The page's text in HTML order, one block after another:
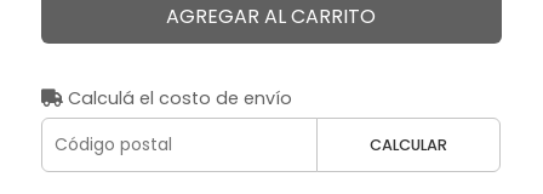
AGREGAR AL CARRITO
Calculá el costo de envío
CALCULAR